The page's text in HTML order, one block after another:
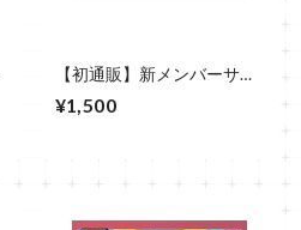
【初通販】新メンバーサイ
¥1,500